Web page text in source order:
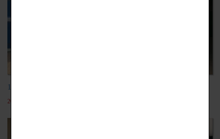
106學年-韓國教育旅行
2018-06-26